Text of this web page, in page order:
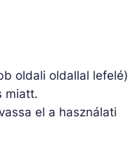
oldali oldallal lefelé)
miatt.
el a használati